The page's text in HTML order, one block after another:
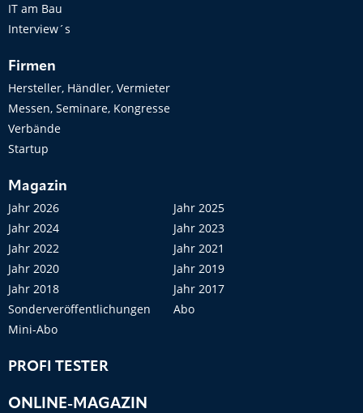
IT am Bau
Interview´s
Firmen
Hersteller, Händler, Vermieter
Messen, Seminare, Kongresse
Verbände
Startup
Magazin
Jahr 2026
Jahr 2025
Jahr 2024
Jahr 2023
Jahr 2022
Jahr 2021
Jahr 2020
Jahr 2019
Jahr 2018
Jahr 2017
Sonderveröffentlichungen
Abo
Mini-Abo
PROFI TESTER
ONLINE-MAGAZIN